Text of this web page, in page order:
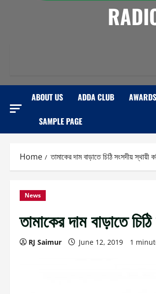
ABOUT US ADDA CLUB AWARDS
SAMPLE PAGE
Home তামাকের দাম বাড়াতে চিঠি সংসদীয় স্থায়ী
News
তামাকের দাম বাড়াতে
RJ Saimur June 12, 2019 1